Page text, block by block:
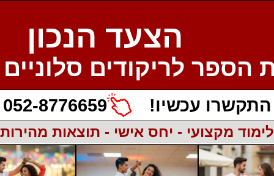
הצעד הנכון
הספר לריקודים סלוניים
התקשרו עכשיו! 052-8776659
לימוד מקצועי - יחס אישי - תוצאות מהירות